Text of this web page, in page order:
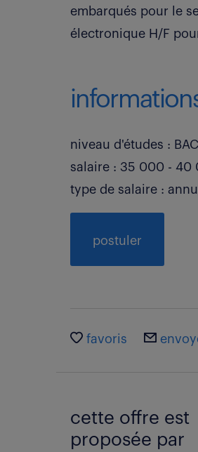
embarqués pour le
électronique H/F
niveau d'études :
salaire : 35 000 - 40
type de salaire :
postuler
favoris
cette offre est
proposée par